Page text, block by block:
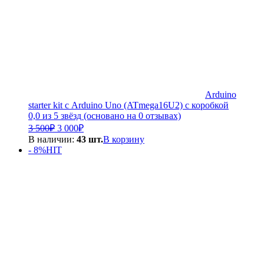
Arduino
starter kit с Arduino Uno (ATmega16U2) с коробкой
0,0 из 5 звёзд (основано на 0 отзывах)
3 500₽ Первоначальная
цена
составляла
3
3 000₽Текущая
цена:
В наличии: 43 шт.В корзину
- 8%HIT